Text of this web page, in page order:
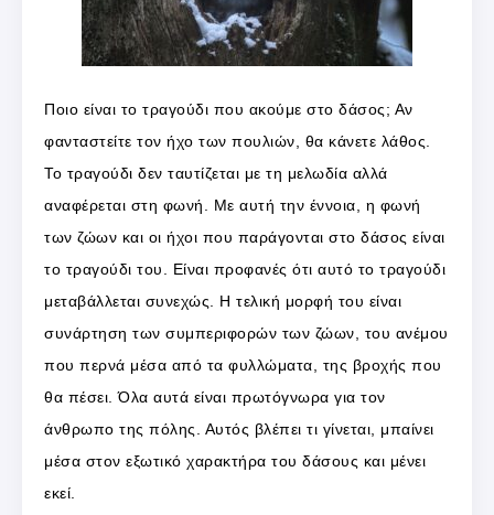
Ποιο είναι το τραγούδι που ακούμε στο δάσος; Αν
φανταστείτε τον ήχο των πουλιών, θα κάνετε λάθος.
Το τραγούδι δεν ταυτίζεται με τη μελωδία αλλά
αναφέρεται στη φωνή. Με αυτή την έννοια, η φωνή
των ζώων και οι ήχοι που παράγονται στο δάσος είναι
το τραγούδι του. Είναι προφανές ότι αυτό το τραγούδι
μεταβάλλεται συνεχώς. Η τελική μορφή του είναι
συνάρτηση των συμπεριφορών των ζώων, του ανέμου
που περνά μέσα από τα φυλλώματα, της βροχής που
θα πέσει. Όλα αυτά είναι πρωτόγνωρα για τον
άνθρωπο της πόλης. Αυτός βλέπει τι γίνεται, μπαίνει
μέσα στον εξωτικό χαρακτήρα του δάσους και μένει
εκεί.